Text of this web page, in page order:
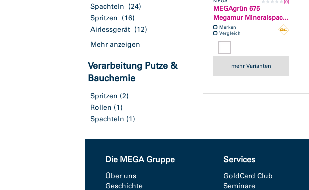
Spachteln (24)
Spritzen (16)
Airlessgerät (12)
Mehr anzeigen
Verarbeitung Putze &
Bauchemie
Spritzen (2)
Rollen (1)
Spachteln (1)
(0)
MEGAgrün 675
Megamur Mineralspac...
Merken
Vergleich
mehr Varianten
Die MEGA Gruppe
Über uns
Geschichte
Services
GoldCard Club
Seminare